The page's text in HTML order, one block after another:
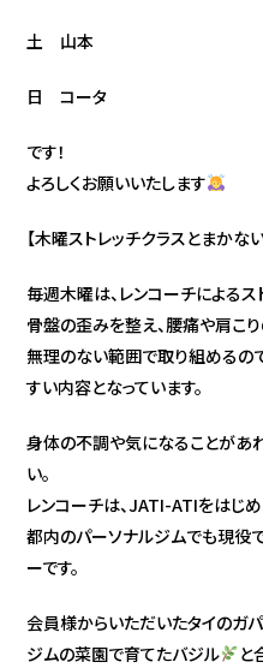
土 山本
日 コータ
です！
よろしくお願いいたします
【木曜ストレッチクラスとまかな
毎週木曜は、レンコーチによるス
骨盤の歪みを整え、腰痛や肩こ
無理のない範囲で取り組めるの
すい内容となっています。
身体の不調や気になることがあ
い。
レンコーチは、JATI-ATIをはじ
都内のパーソナルジムでも現役
ーです。
会員様からいただいたタイのガ
ジムの菜園で育てたバジル
と